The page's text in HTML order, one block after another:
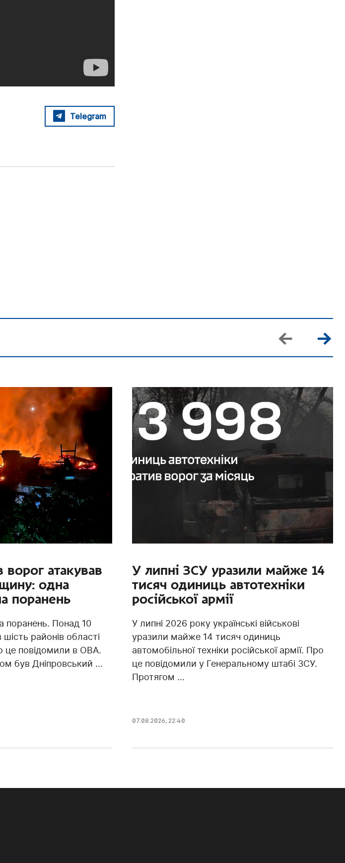
Telegram
ворог атакував
одна
поранень
поранень. Понад 10
шість районів області
це повідомили в ОВА.
був Дніпровський ...
У липні ЗСУ уразили майже 14
тисяч одиниць автотехніки
російської армії
У липні 2026 року українські військові
уразили майже 14 тисяч одиниць
автомобільної техніки російської армії. Про
це повідомили у Генеральному штабі ЗСУ.
Протягом ...
07.08.2026, 22:40